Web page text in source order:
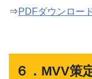
⇒PDFダウンロー
６．MVV策